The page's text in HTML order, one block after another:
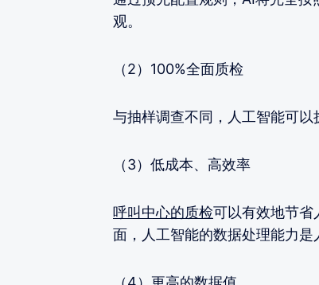
观。
（2）100%全面质检
与抽样调查不同，人工智能可以
（3）低成本、高效率
呼叫中心的质检可以有效地节省
面，人工智能的数据处理能力是